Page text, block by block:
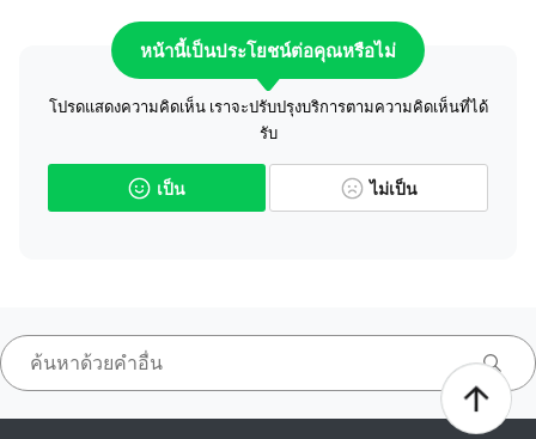
หน้านี้เป็นประโยชน์ต่อคุณหรือไม่
โปรดแสดงความคิดเห็น เราจะปรับปรุงบริการตามความคิดเห็นที่ได้
รับ
เป็น ไม่เป็น